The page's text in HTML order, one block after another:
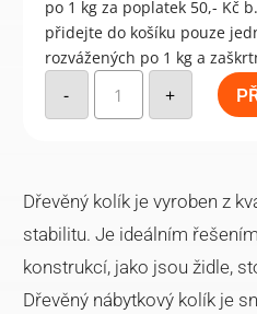
-
Dřevěný
kolík
8x35mm,
buk
+
Dřevěný kolík je vyroben z
stabilitu. Je ideálním
konstrukcí, jako jsou židle,
Dřevěný nábytkový kolík je